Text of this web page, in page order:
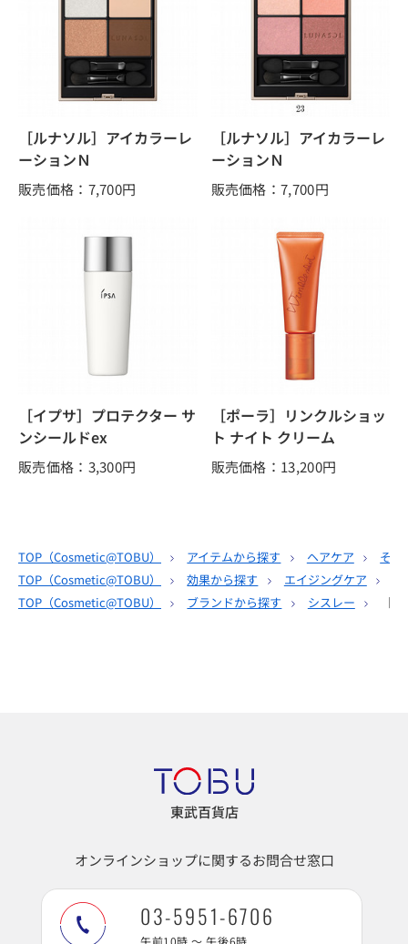
［ルナソル］アイカラーレ
ーションＮ
販売価格：7,700円
［ルナソル］アイカラーレ
ーションＮ
販売価格：7,700円
［イプサ］プロテクター サ
ンシールドex
販売価格：3,300円
［ポーラ］リンクルショッ
ト ナイト クリーム
販売価格：13,200円
TOP（Cosmetic@TOBU） アイテムから探す ヘアケア
その
TOP（Cosmetic@TOBU） 効果から探す エイジングケア
TOP（Cosmetic@TOBU） ブランドから探す シスレー ［
東武百貨店
オンラインショップに関するお問合せ窓口
03-5951-6706
午前10時 ～ 午後6時